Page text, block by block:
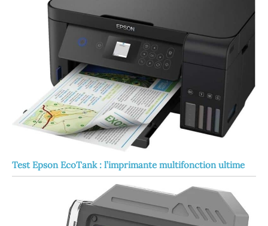
Test Epson EcoTank : l’imprimante multifonction ultime